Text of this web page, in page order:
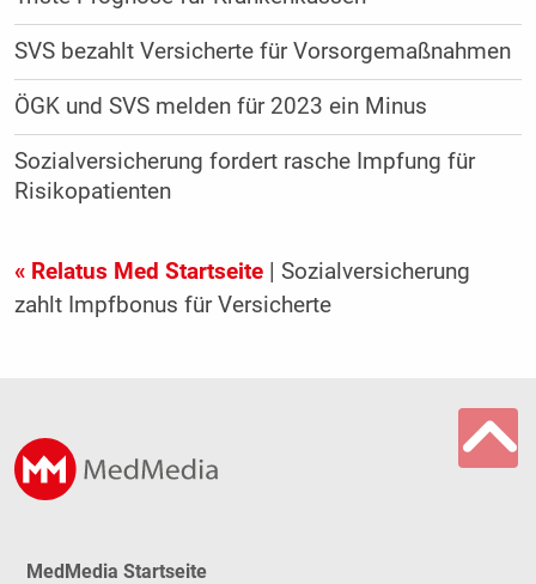
SVS bezahlt Versicherte für Vorsorgemaßnahmen
ÖGK und SVS melden für 2023 ein Minus
Sozialversicherung fordert rasche Impfung für
Risikopatienten
« Relatus Med Startseite| Sozialversicherung
zahlt Impfbonus für Versicherte
MedMedia Startseite